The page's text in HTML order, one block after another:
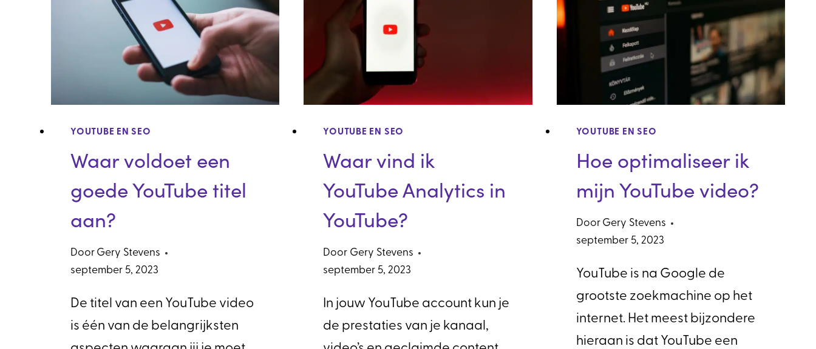
UPLOADEN?
YOUTUBE EN SEO
Waar voldoet een
goede YouTube titel
aan?
Door Gery Stevens
september 5, 2023
De titel van een YouTube video
is één van de belangrijksten
YOUTUBE EN SEO
Waar vind ik
YouTube Analytics in
YouTube?
Door Gery Stevens
september 5, 2023
In jouw YouTube account kun je
de prestaties van je kanaal,
YOUTUBE EN SEO
Hoe optimaliseer ik
mijn YouTube video?
Door Gery Stevens
september 5, 2023
YouTube is na Google de
grootste zoekmachine op het
internet. Het meest bijzondere
hieraan is dat YouTube een